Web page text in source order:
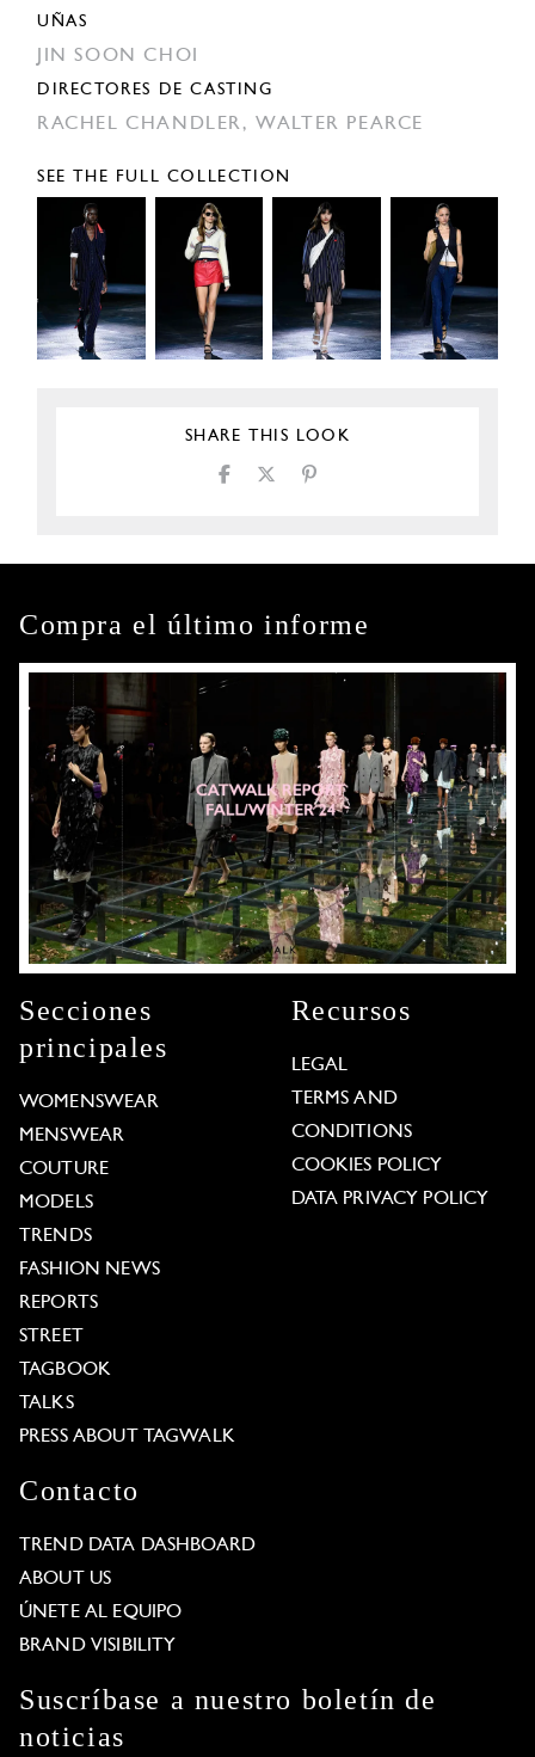
UÑAS
JIN SOON CHOI
DIRECTORES DE CASTING
RACHEL CHANDLER,WALTER PEARCE
SEE THE FULL COLLECTION
SHARE THIS LOOK
Compra el último informe
Secciones
principales
WOMENSWEAR
MENSWEAR
COUTURE
MODELS
TRENDS
FASHION NEWS
REPORTS
STREET
TAGBOOK
TALKS
PRESS ABOUT TAGWALK
Recursos
LEGAL
TERMS AND
CONDITIONS
COOKIES POLICY
DATA PRIVACY POLICY
Contacto
TREND DATA DASHBOARD
ABOUT US
ÚNETE AL EQUIPO
BRAND VISIBILITY
Suscríbase a nuestro boletín de
noticias